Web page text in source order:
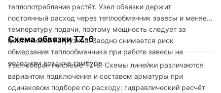
теплопотребление растёт. Узел обвязки держит
постоянный расход через теплообменник завесы и меняет
температуру подачи, поэтому мощность следует за
фактической нагрузкой. Заодно снимается риск
обмерзания теплообменника при работе завесы на
холодном воздухе тамбура.
Схема обвязки TZ-6
Узел собран по схеме TZ-6. Схемы линейки различаются
вариантом подключения и составом арматуры при
одинаковом подборе по расходу: гидравлический расчёт